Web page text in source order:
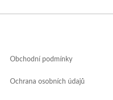
Obchodní podmínky
Ochrana osobních údajů